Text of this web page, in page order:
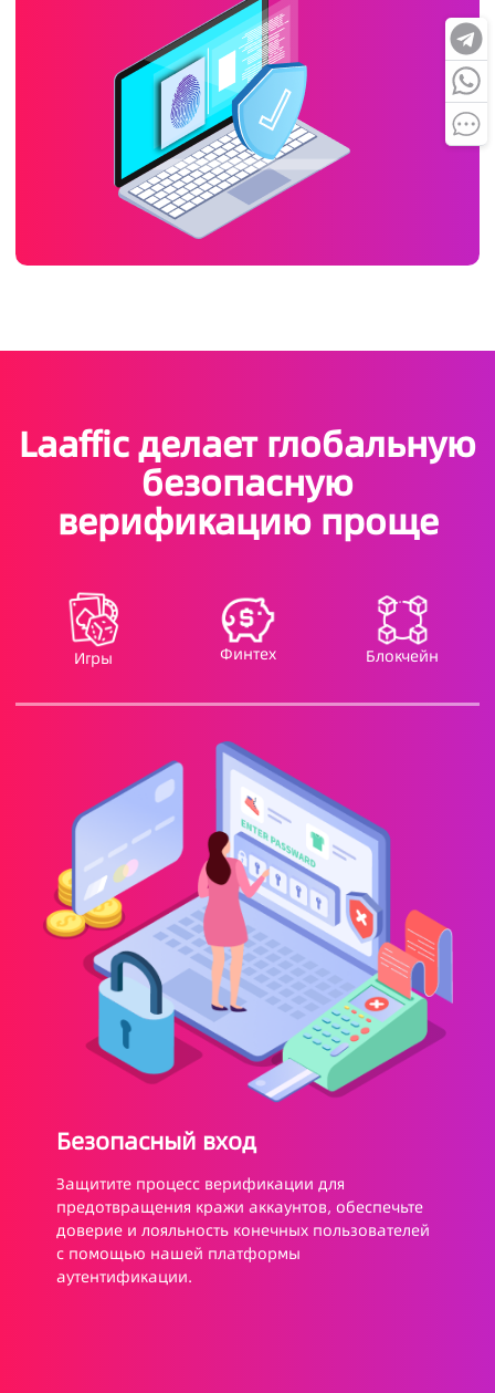
Laaffic делает глобальную
безопасную
верификацию проще
Игры Финтех Блокчейн
Безопасный вход
Защитите процесс верификации для
предотвращения кражи аккаунтов, обеспечьте
доверие и лояльность конечных пользователей
с помощью нашей платформы
аутентификации.